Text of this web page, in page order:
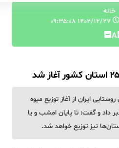
خانه
۱۴۰۲/۱۲/۲۷ ۰۹:۳۵:۰۸
A
ایران از آغاز توزیع میوه
کشور خبر داد و گفت: تا پایان امشب و یا
نیز توزیع خواهد شد.